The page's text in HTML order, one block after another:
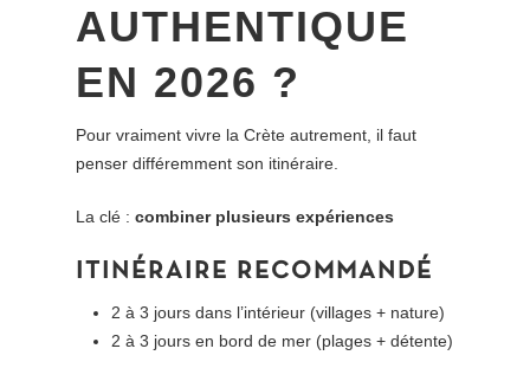
AUTHENTIQUE
EN 2026 ?
Pour vraiment vivre la Crète autrement, il faut
penser différemment son itinéraire.
La clé :combiner plusieurs expériences
ITINÉRAIRE RECOMMANDÉ
2 à 3 jours dans l’intérieur (villages + nature)
2 à 3 jours en bord de mer (plages + détente)